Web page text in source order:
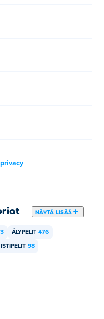
NÄYTÄ LISÄÄ
ÄLYPELIT 476
98